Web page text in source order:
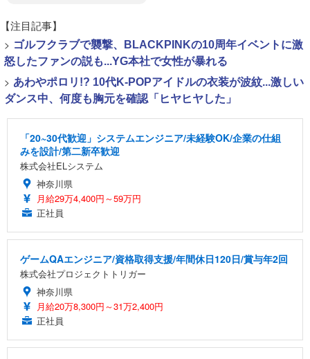
【注目記事】
> ゴルフクラブで襲撃、BLACKPINKの10周年イベントに激
怒したファンの説も...YG本社で女性が暴れる
> あわやポロリ!? 10代K-POPアイドルの衣装が波紋...激しい
ダンス中、何度も胸元を確認「ヒヤヒヤした」
「20~30代歓迎」システムエンジニア/未経験OK/企業の仕組
みを設計/第二新卒歓迎
株式会社ELシステム
神奈川県
月給29万4,400円～59万円
正社員
ゲームQAエンジニア/資格取得支援/年間休日120日/賞与年2回
株式会社プロジェクトトリガー
神奈川県
月給20万8,300円～31万2,400円
正社員